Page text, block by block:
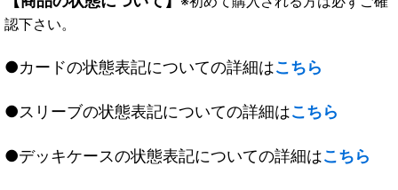
認下さい。
●カードの状態表記についての詳細はこちら
●スリーブの状態表記についての詳細はこちら
●デッキケースの状態表記についての詳細はこちら